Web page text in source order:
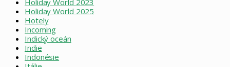
Holiday World 2023
Holiday World 2025
Hotely
Incoming
Indický oceán
Indie
Indonésie